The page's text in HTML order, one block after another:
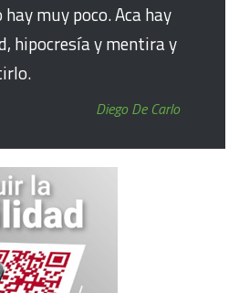
muy poco. Aca hay
hipocresía y mentira y
Diego De Carlo